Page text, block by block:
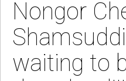
Nongor
waiting to